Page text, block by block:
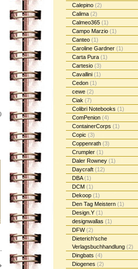
Calepino (2)
Calima (2)
Calmeo365 (1)
Campo Marzio (1)
Canteo (1)
Caroline Gardner (1)
Carta Pura (1)
Cartesio (3)
Cavallini (1)
Cedon (1)
cewe (2)
Ciak (7)
Colibri Notebooks (1)
ComPenion (4)
ContainerCorps (1)
Copic (3)
Coppenrath (3)
Crumpler (1)
Daler Rowney (1)
Daycraft (12)
DBA(1)
DCM (1)
Dekoop (1)
Den Tag Meistern (1)
Design.Y (1)
designwallas (1)
DFW(2)
Dieterich'sche
Verlagsbuchhandlung (2)
Dingbats (4)
Diogenes (2)